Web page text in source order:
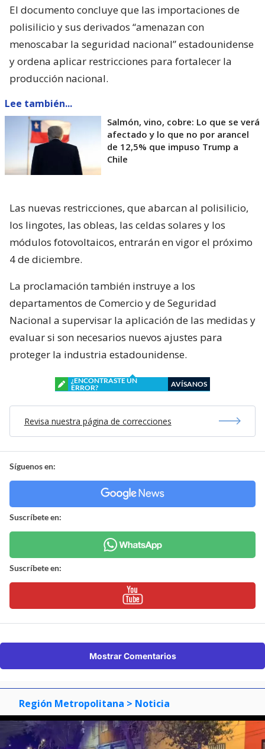
El documento concluye que las importaciones de
polisilicio y sus derivados “amenazan con
menoscabar la seguridad nacional” estadounidense
y ordena aplicar restricciones para fortalecer la
producción nacional.
Lee también...
Salmón, vino, cobre: Lo que se verá
afectado y lo que no por arancel
de 12,5% que impuso Trump a
Chile
Las nuevas restricciones, que abarcan al polisilicio,
los lingotes, las obleas, las celdas solares y los
módulos fotovoltaicos, entrarán en vigor el próximo
4 de diciembre.
La proclamación también instruye a los
departamentos de Comercio y de Seguridad
Nacional a supervisar la aplicación de las medidas y
evaluar si son necesarios nuevos ajustes para
proteger la industria estadounidense.
¿ENCONTRASTE UN
ERROR?
AVÍSANOS
Revisa nuestra página de correcciones
Síguenos en:
Suscríbete en:
Suscríbete en:
Mostrar Comentarios
Región Metropolitana > Noticia